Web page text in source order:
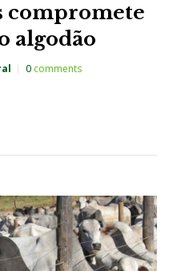
compromete
algodão
0comments